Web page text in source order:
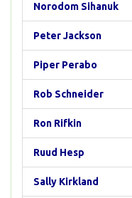
Norodom Sihanuk
Peter Jackson
Piper Perabo
Rob Schneider
Ron Rifkin
Ruud Hesp
Sally Kirkland